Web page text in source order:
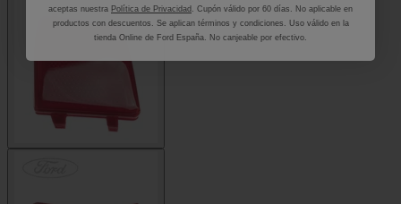
aceptas nuestra Política de Privacidad . Cupón válido por 60 días. No aplicable en
productos con descuentos. Se aplican términos y condiciones. Uso válido en la
tienda Online de Ford España. No canjeable por efectivo.